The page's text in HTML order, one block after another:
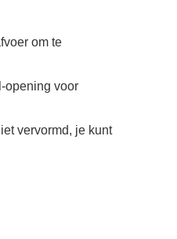
om te
opening voor
vervormd, je kunt